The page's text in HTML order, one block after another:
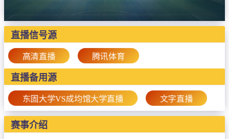
世界杯
欧冠杯
中超
篮球直播
NBA
CBA
直播信号源
高清直播 腾讯体育
直播备用源
东固大学VS成均馆大学直播 文字直播
赛事介绍